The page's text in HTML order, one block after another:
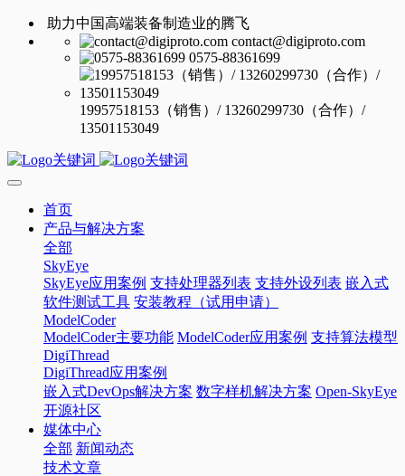
助力中国高端装备制造业的腾飞
contact@digiproto.com
0575-88361699
19957518153（销售）/ 13260299730（合作）/
13501153049
首页
产品与解决方案
全部
SkyEye
SkyEye应用案例 支持处理器列表 支持外设列表 嵌入式
软件测试工具 安装教程（试用申请）
ModelCoder
ModelCoder主要功能 ModelCoder应用案例 支持算法模型
DigiThread
DigiThread应用案例
嵌入式DevOps解决方案 数字样机解决方案 Open-SkyEye
开源社区
媒体中心
全部 新闻动态
技术文章